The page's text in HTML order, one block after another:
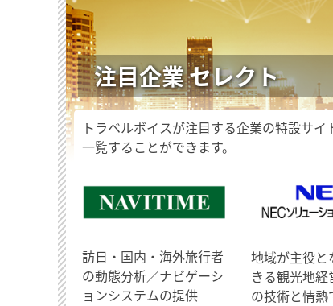
注目企業 セレクト
トラベルボイスが注目する企業の特設サ
一覧することができます。
訪日・国内・海外旅行者
の動態分析／ナビゲーシ
ョンシステムの提供
地域が主役と
きる観光地
の技術と情熱